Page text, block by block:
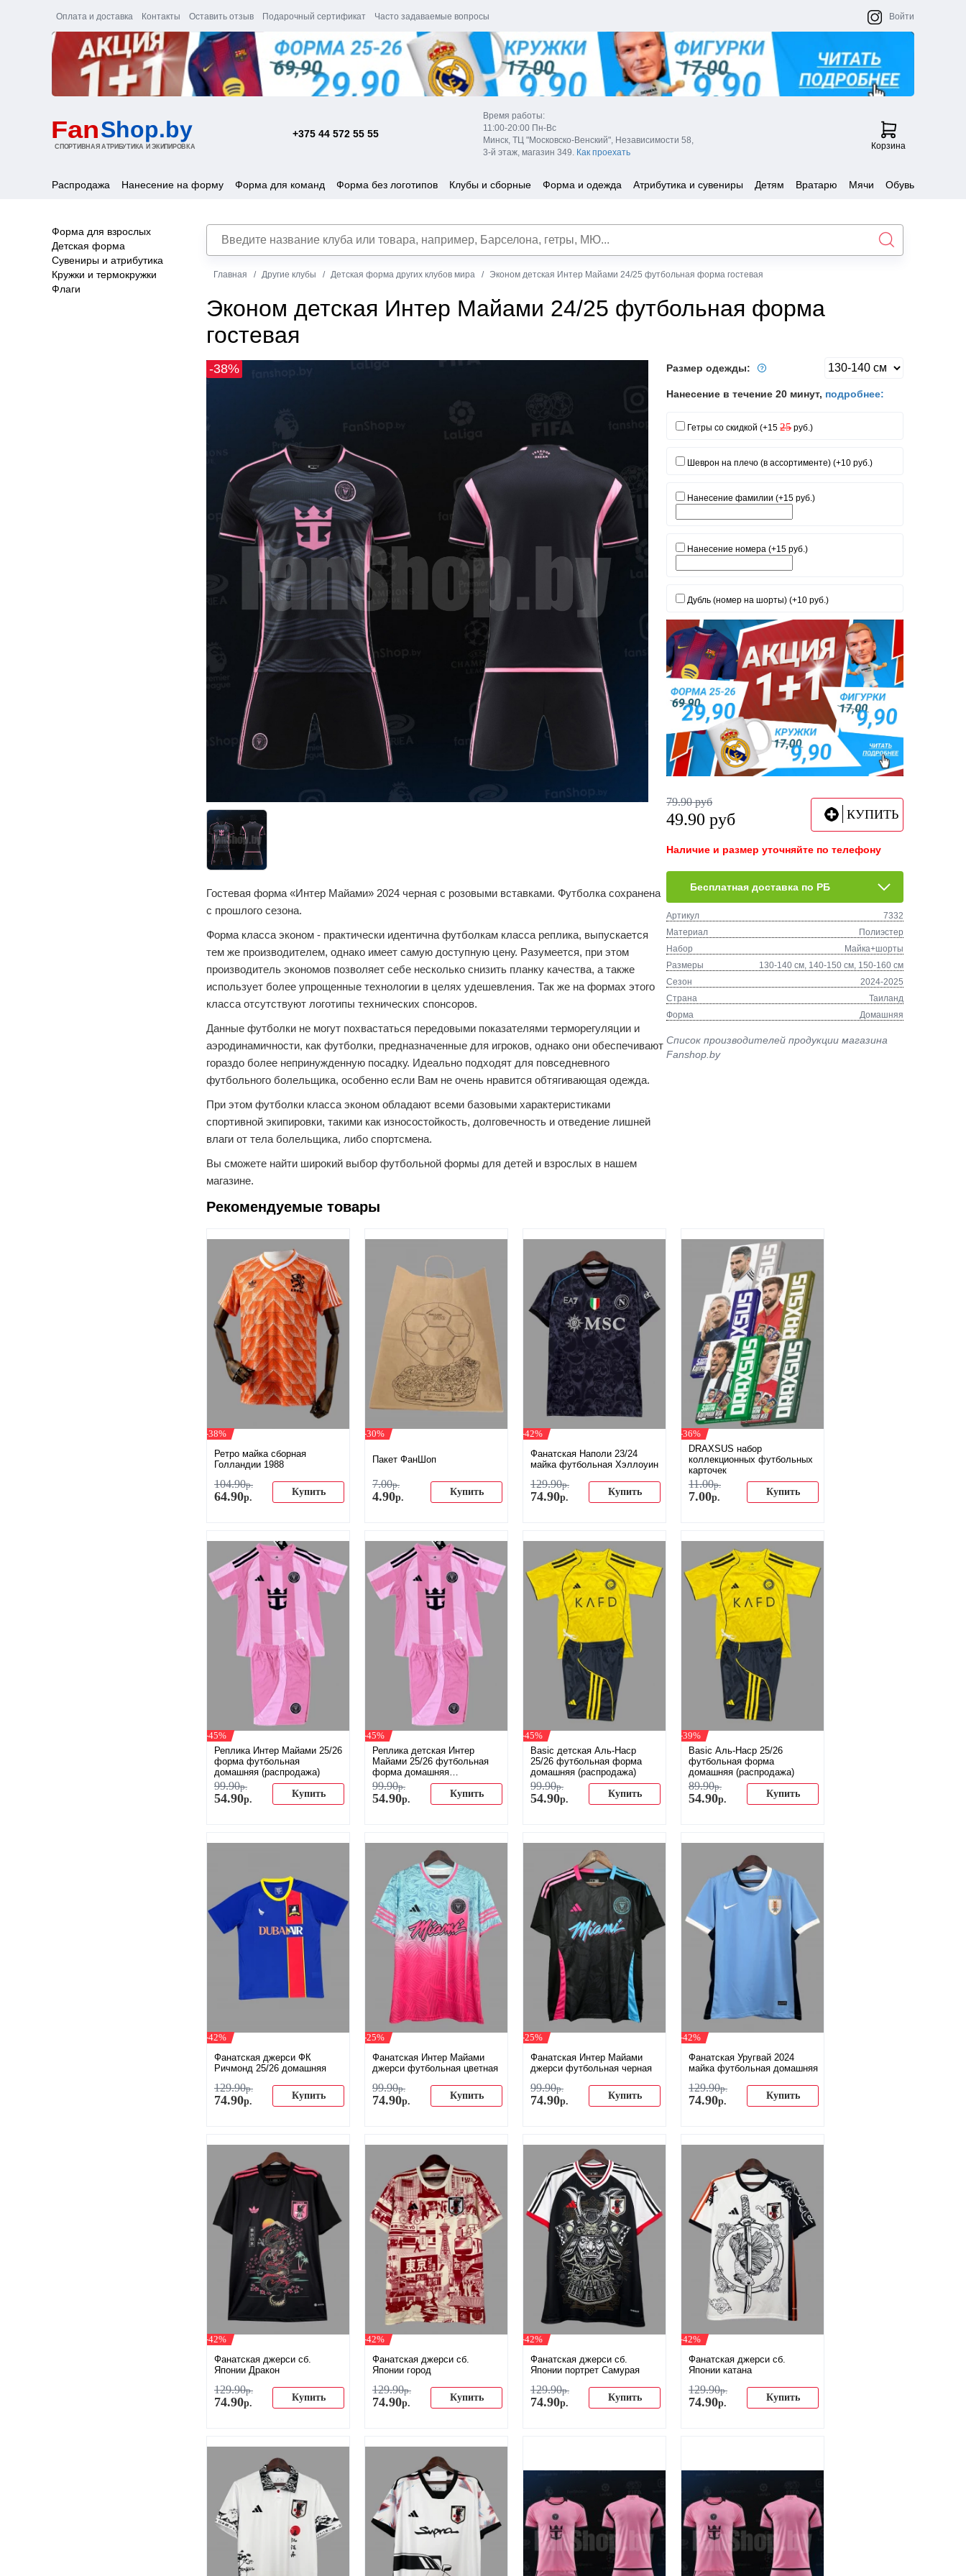
Оплата и доставка Контакты Оставить отзыв Подарочный сертификат Часто задаваемые вопросы Войти
+375 44 572 55 55
Время работы:
11:00-20:00 Пн-Вс
Минск, ТЦ "Московско-Венский", Независимости 58,
3-й этаж, магазин 349. Как проехать
Корзина
Распродажа Нанесение на форму Форма для команд Форма без логотипов Клубы и сборные Форма и одежда Атрибутика и сувениры Детям Вратарю Мячи Обувь
Форма для взрослых
Детская форма
Сувениры и атрибутика
Кружки и термокружки
Флаги
Главная Другие клубы Детская форма других клубов мира Эконом детская Интер Майами 24/25 футбольная форма гостевая
Эконом детская Интер Майами 24/25 футбольная форма
гостевая
-38%
Гостевая форма «Интер Майами» 2024 черная с розовыми вставками. Футболка сохранена
с прошлого сезона.
Форма класса эконом - практически идентична футболкам класса реплика, выпускается
тем же производителем, однако имеет самую доступную цену. Разумеется, при этом
производитель экономов позволяет себе несколько снизить планку качества, а также
использует более упрощенные технологии в целях удешевления. Так же на формах этого
класса отсутствуют логотипы технических спонсоров.
Данные футболки не могут похвастаться передовыми показателями терморегуляции и
аэродинамичности, как футболки, предназначенные для игроков, однако они обеспечивают
гораздо более непринужденную посадку. Идеально подходят для повседневного
футбольного болельщика, особенно если Вам не очень нравится обтягивающая одежда.
При этом футболки класса эконом обладают всеми базовыми характеристиками
спортивной экипировки, такими как износостойкость, долговечность и отведение лишней
влаги от тела болельщика, либо спортсмена.
Вы сможете найти широкий выбор футбольной формы для детей и взрослых в нашем
магазине.
Размер одежды:
Нанесение в течение 20 минут, подробнее:
Гетры со скидкой (+1525руб.)
Шеврон на плечо (в ассортименте) (+10 руб.)
Нанесение фамилии (+15 руб.)
Нанесение номера (+15 руб.)
Дубль (номер на шорты) (+10 руб.)
79.90 руб
49.90 руб КУПИТЬ
Наличие и размер уточняйте по телефону
Бесплатная доставка по РБ
Артикул
7332
Материал
Полиэстер
Набор
Майка+шорты
Размеры
130-140 см, 140-150 см, 150-160 см
Сезон
2024-2025
Страна
Таиланд
Форма
Домашняя
Список производителей продукции магазина
Fanshop.by
Рекомендуемые товары
-38%
Ретро майка сборная
Голландии 1988
104.90р.
64.90р. Купить
-30%
Пакет ФанШоп
7.00р.
4.90р. Купить
-42%
Фанатская Наполи 23/24
майка футбольная Хэллоуин
129.90р.
74.90р. Купить
-36%
DRAXSUS набор
коллекционных футбольных
карточек
11.00р.
7.00р. Купить
-45%
Реплика Интер Майами 25/26
форма футбольная
домашняя (распродажа)
99.90р.
54.90р. Купить
-45%
Реплика детская Интер
Майами 25/26 футбольная
форма домашняя
(распродажа)
99.90р.
54.90р. Купить
-45%
Basic детская Аль-Наср
25/26 футбольная форма
домашняя (распродажа)
99.90р.
54.90р. Купить
-39%
Basic Аль-Наср 25/26
футбольная форма
домашняя (распродажа)
89.90р.
54.90р. Купить
-42%
Фанатская джерси ФК
Ричмонд 25/26 домашняя
129.90р.
74.90р. Купить
-25%
Фанатская Интер Майами
джерси футбольная цветная
99.90р.
74.90р. Купить
-25%
Фанатская Интер Майами
джерси футбольная черная
99.90р.
74.90р. Купить
-42%
Фанатская Уругвай 2024
майка футбольная домашняя
129.90р.
74.90р. Купить
-42%
Фанатская джерси сб.
Японии Дракон
129.90р.
74.90р. Купить
-42%
Фанатская джерси сб.
Японии город
129.90р.
74.90р. Купить
-42%
Фанатская джерси сб.
Японии портрет Самурая
129.90р.
74.90р. Купить
-42%
Фанатская джерси сб.
Японии катана
129.90р.
74.90р. Купить